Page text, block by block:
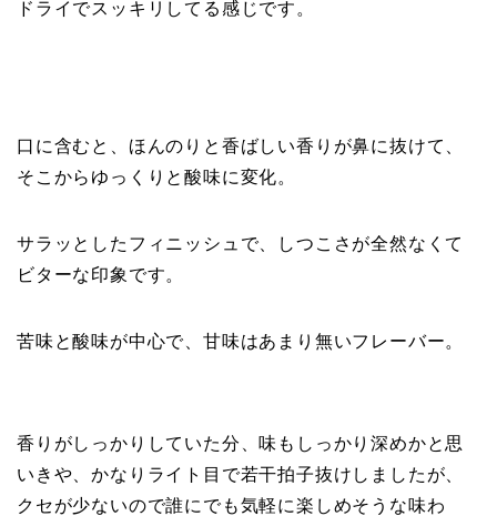
ドライでスッキリしてる感じです。
口に含むと、ほんのりと香ばしい香りが鼻に抜けて、
そこからゆっくりと酸味に変化。
サラッとしたフィニッシュで、しつこさが全然なくて
ビターな印象です。
苦味と酸味が中心で、甘味はあまり無いフレーバー。
香りがしっかりしていた分、味もしっかり深めかと思
いきや、かなりライト目で若干拍子抜けしましたが、
クセが少ないので誰にでも気軽に楽しめそうな味わ